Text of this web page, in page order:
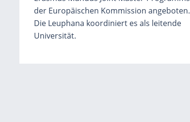
der Europäischen Kommission angeboten.
Die Leuphana koordiniert es als leitende
Universität.